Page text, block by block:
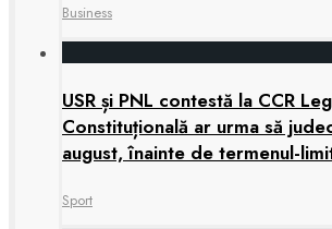
Business
USR și PNL contestă la CCR
Constituțională ar urma să
august, înainte de termenul-
Sport